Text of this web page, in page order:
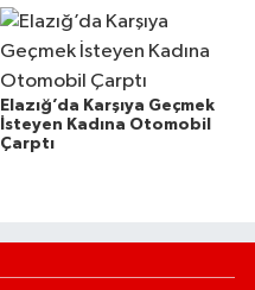
Elazığ’da Karşıya Geçmek
İsteyen Kadına Otomobil
Çarptı